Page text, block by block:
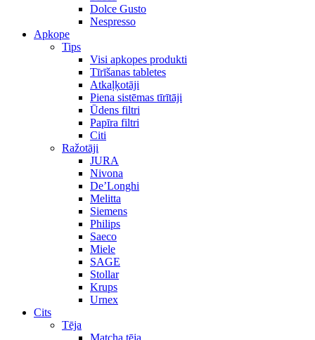
Dolce Gusto
Nespresso
Apkope
Tips
Visi apkopes produkti
Tīrīšanas tabletes
Atkaļķotāji
Piena sistēmas tīrītāji
Ūdens filtri
Papīra filtri
Citi
Ražotāji
JURA
Nivona
De’Longhi
Melitta
Siemens
Philips
Saeco
Miele
SAGE
Stollar
Krups
Urnex
Cits
Tēja
Matcha tēja